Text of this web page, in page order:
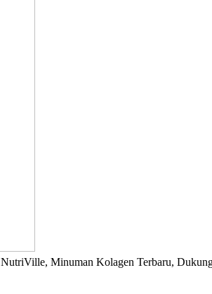
NutriVille, Minuman Kolagen Terbaru,